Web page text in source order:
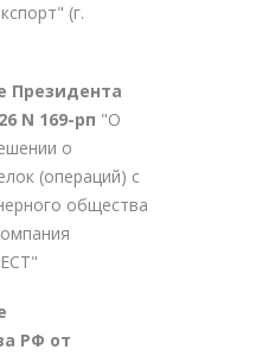
(г.
Президента
N 169-рп "О
о
(операций) с
общества
РФ от